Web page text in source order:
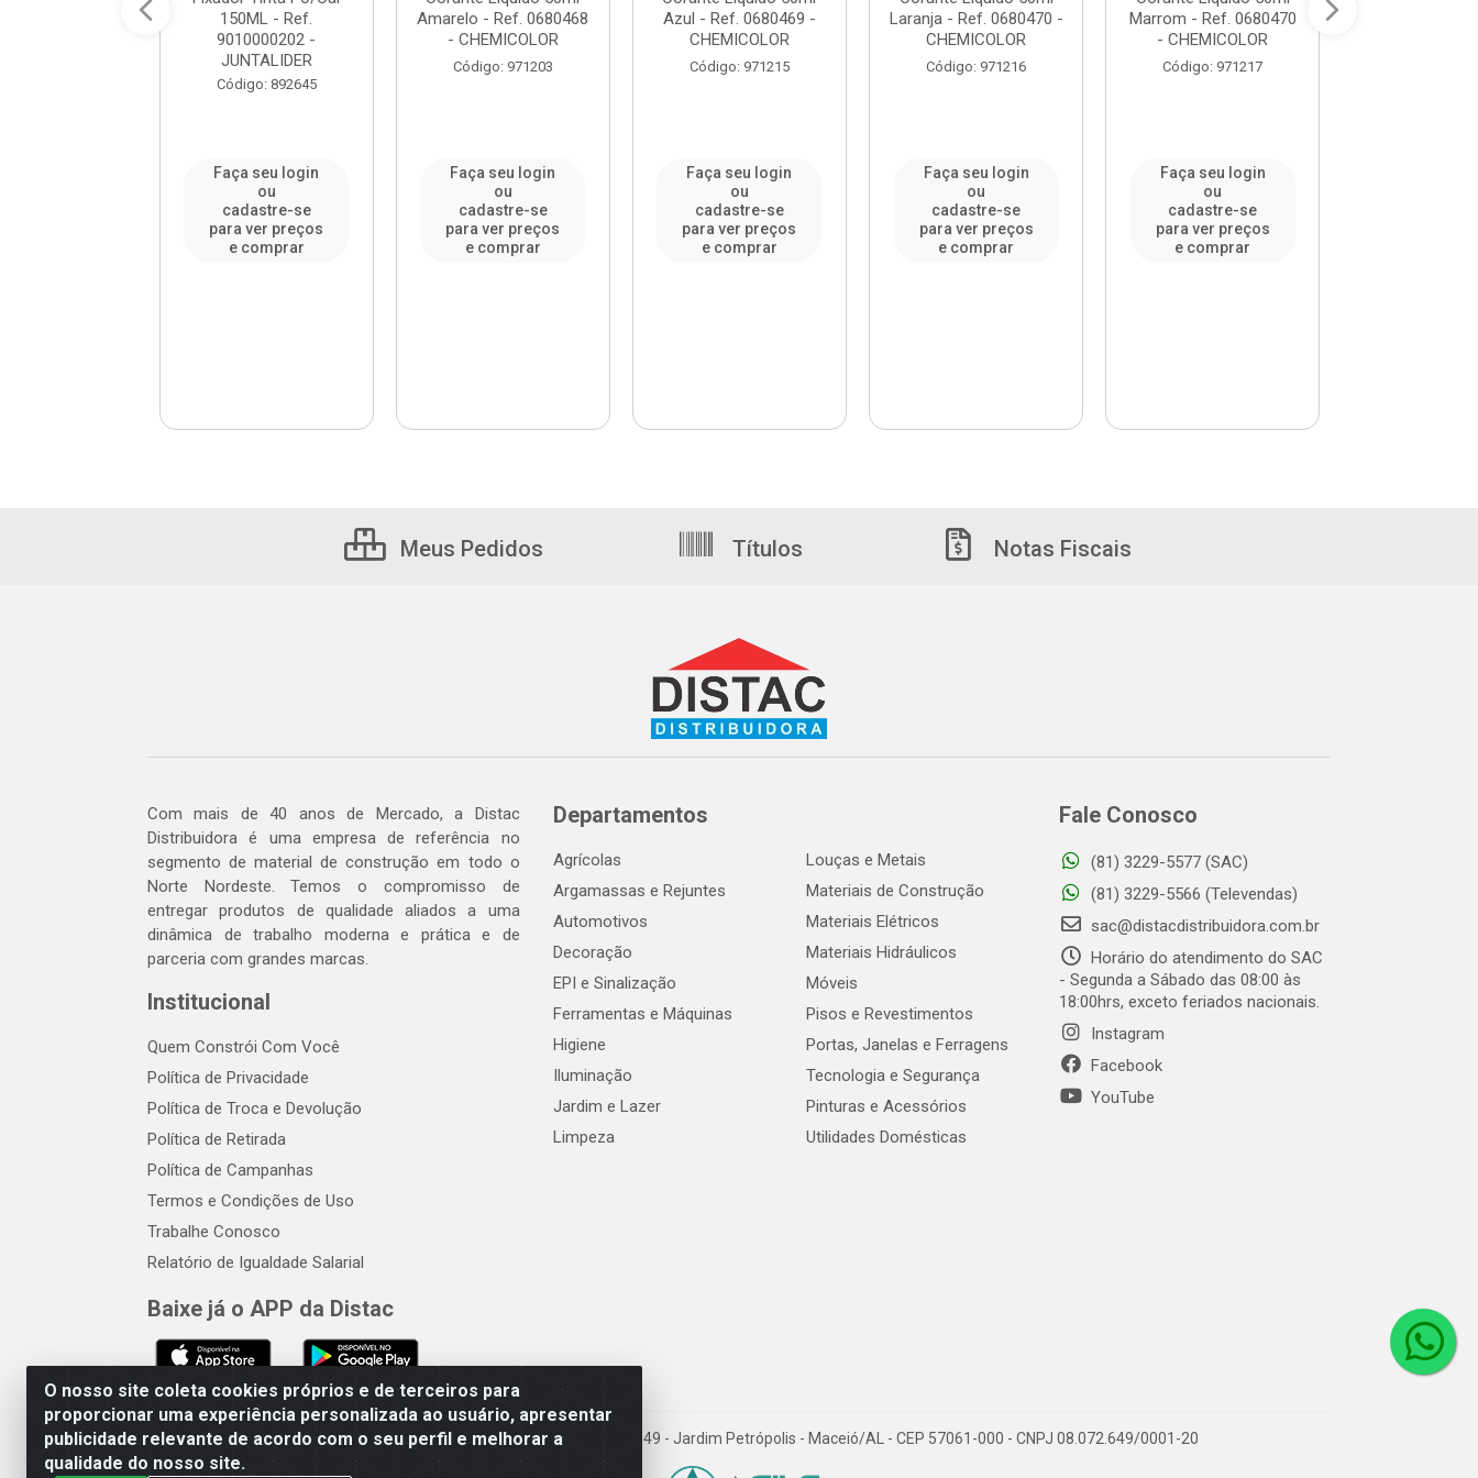
150ML - Ref.
9010000202 -
JUNTALIDER
Código: 892645
Faça seu login
ou
cadastre-se
para ver preços
e comprar
Amarelo - Ref. 0680468
- CHEMICOLOR
Código: 971203
Faça seu login
ou
cadastre-se
para ver preços
e comprar
Azul - Ref. 0680469 -
CHEMICOLOR
Código: 971215
Faça seu login
ou
cadastre-se
para ver preços
e comprar
Laranja - Ref. 0680470 -
CHEMICOLOR
Código: 971216
Faça seu login
ou
cadastre-se
para ver preços
e comprar
Marrom - Ref. 0680470
- CHEMICOLOR
Código: 971217
Faça seu login
ou
cadastre-se
para ver preços
e comprar
O nosso site coleta cookies próprios e de terceiros para
proporcionar uma experiência personalizada ao usuário, apresentar
publicidade relevante de acordo com o seu perfil e melhorar a
qualidade do nosso site.
Meus Pedidos Títulos Notas Fiscais
Com mais de 40 anos de Mercado, a Distac
Distribuidora é uma empresa de referência no
segmento de material de construção em todo o
Norte Nordeste. Temos o compromisso de
entregar produtos de qualidade aliados a uma
dinâmica de trabalho moderna e prática e de
parceria com grandes marcas.
Institucional
Quem Constrói Com Você
Política de Privacidade
Política de Troca e Devolução
Política de Retirada
Política de Campanhas
Termos e Condições de Uso
Trabalhe Conosco
Relatório de Igualdade Salarial
Baixe já o APP da Distac
Departamentos
Agrícolas
Argamassas e Rejuntes
Automotivos
Decoração
EPI e Sinalização
Ferramentas e Máquinas
Higiene
Iluminação
Jardim e Lazer
Limpeza
Louças e Metais
Materiais de Construção
Materiais Elétricos
Materiais Hidráulicos
Móveis
Pisos e Revestimentos
Portas, Janelas e Ferragens
Tecnologia e Segurança
Pinturas e Acessórios
Utilidades Domésticas
Fale Conosco
(81) 3229-5577 (SAC)
(81) 3229-5566 (Televendas)
sac@distacdistribuidora.com.br
Horário do atendimento do SAC
- Segunda a Sábado das 08:00 às
18:00hrs, exceto feriados nacionais.
Instagram
Facebook
YouTube
Distac Distribuidora - Av. Durval de Góes Monteiro, 7049 - Jardim Petrópolis - Maceió/AL - CEP 57061-000 - CNPJ 08.072.649/0001-20